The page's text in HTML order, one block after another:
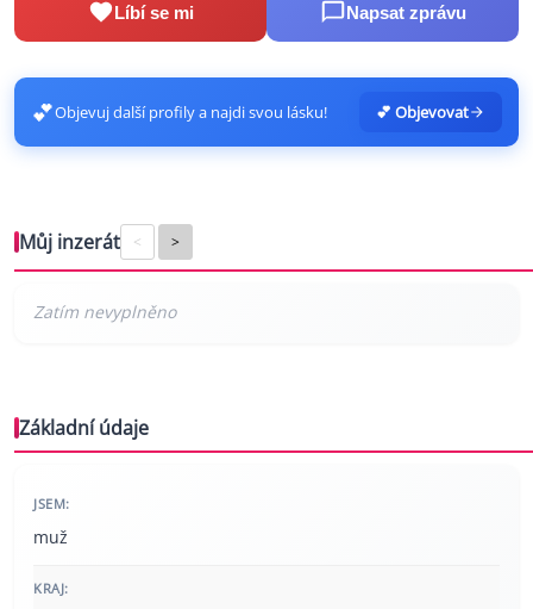
Líbí se mi Napsat zprávu
💕Objevuj další profily a najdi svou lásku! 💕 Objevovat
Můj inzerát < >
Základní údaje
JSEM:
muž
KRAJ: